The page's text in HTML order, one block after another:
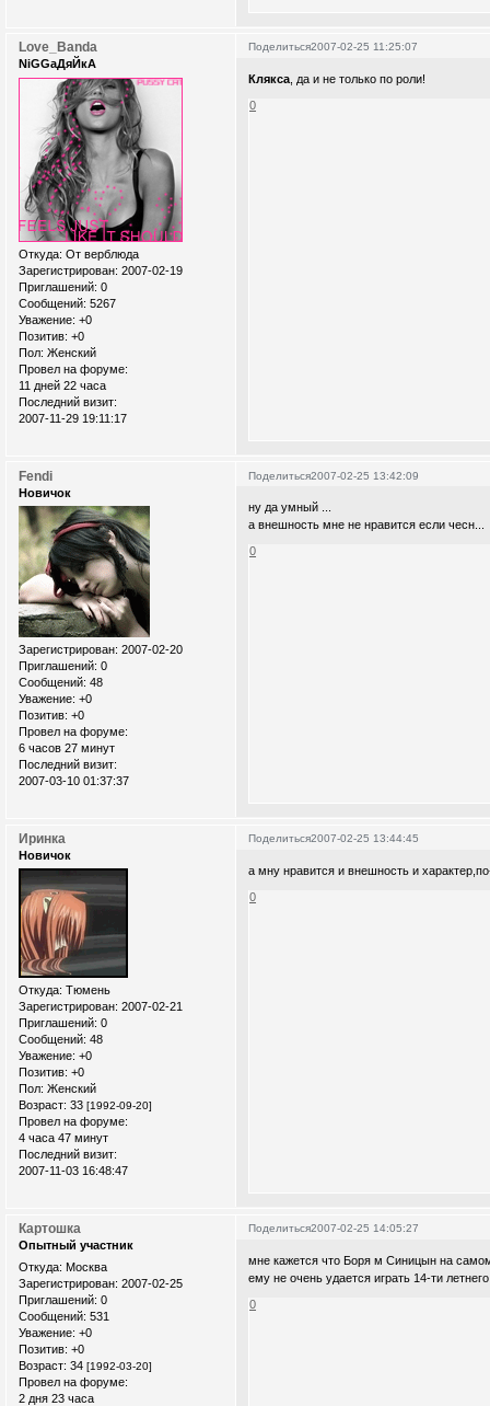
Поделиться2007-02-25 11:25:07
Love_Banda
NiGGaДяЙкА
Откуда: От верблюда
Зарегистрирован: 2007-02-19
Приглашений: 0
Сообщений: 5267
Уважение: +0
Позитив: +0
Пол: Женский
Провел на форуме:
11 дней 22 часа
Последний визит:
2007-11-29 19:11:17
Клякса , да и не только по роли!
0
Поделиться2007-02-25 13:42:09
Fendi
Новичок
Зарегистрирован: 2007-02-20
Приглашений: 0
Сообщений: 48
Уважение: +0
Позитив: +0
Провел на форуме:
6 часов 27 минут
Последний визит:
2007-03-10 01:37:37
ну да умный ...
а внешность мне не нравится если чесн...
0
Поделиться2007-02-25 13:44:45
Иринка
Новичок
Откуда: Тюмень
Зарегистрирован: 2007-02-21
Приглашений: 0
Сообщений: 48
Уважение: +0
Позитив: +0
Пол: Женский
Возраст: 33 [1992-09-20]
Провел на форуме:
4 часа 47 минут
Последний визит:
2007-11-03 16:48:47
а мну нравится и внешность и
0
Поделиться2007-02-25 14:05:27
Картошка
Опытный участник
Откуда: Москва
Зарегистрирован: 2007-02-25
Приглашений: 0
Сообщений: 531
Уважение: +0
Позитив: +0
Возраст: 34 [1992-03-20]
Провел на форуме:
2 дня 23 часа
мне кажется что Боря м Синицын на
ему не очень удается играть 14-ти
0